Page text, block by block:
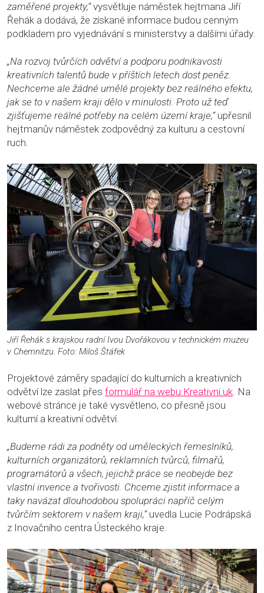
zaměřené projekty,“vysvětluje náměstek hejtmana Jiří
Řehák a dodává, že získané informace budou cenným
podkladem pro vyjednávání s ministerstvy a dalšími úřady.
„Na rozvoj tvůrčích odvětví a podporu podnikavosti
kreativních talentů bude v příštích letech dost peněz.
Nechceme ale žádné umělé projekty bez reálného efektu,
jak se to v našem kraji dělo v minulosti. Proto už teď
zjišťujeme reálné potřeby na celém území kraje,“upřesnil
hejtmanův náměstek zodpovědný za kulturu a cestovní
ruch.
Jiří Řehák s krajskou radní Ivou Dvořákovou v technickém muzeu
v Chemnitzu. Foto: Miloš Štáfek
Projektové záměry spadající do kulturních a kreativních
odvětví lze zaslat přes formulář na webu Kreativni.uk . Na
webové stránce je také vysvětleno, co přesně jsou
kulturní a kreativní odvětví.
„Budeme rádi za podněty od uměleckých řemeslníků,
kulturních organizátorů, reklamních tvůrců, filmařů,
programátorů a všech, jejichž práce se neobejde bez
vlastní invence a tvořivosti. Chceme zjistit informace a
taky navázat dlouhodobou spolupráci napříč celým
tvůrčím sektorem v našem kraji,“uvedla Lucie Podrápská
z Inovačního centra Ústeckého kraje.